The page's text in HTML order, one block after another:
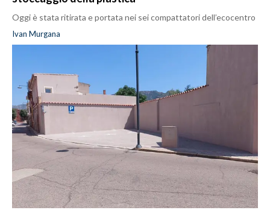
Oggi è stata ritirata e portata nei sei compattatori dell’ecocentro
Ivan Murgana